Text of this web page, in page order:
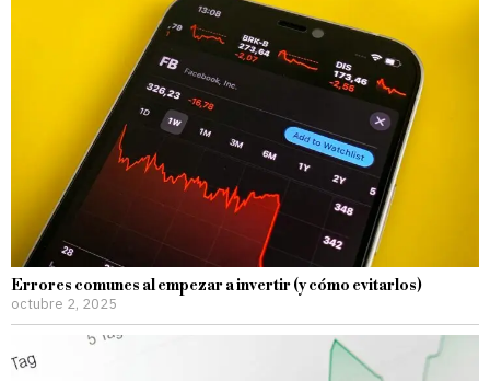
Errores comunes al empezar a invertir (y cómo evitarlos)
octubre 2, 2025